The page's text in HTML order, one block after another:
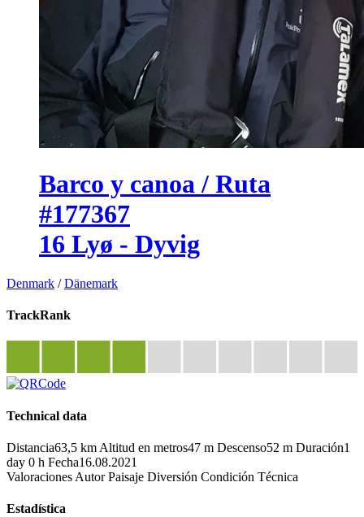
Barco y canoa / Ruta
#177367
16 Lyø - Dyvig
Denmark /Dänemark
TrackRank
Technical data
Distancia63,5 km Altitud en metros47 m Descenso52 m Duración1
day 0 h Fecha16.08.2021
Valoraciones Autor Paisaje Diversión Condición Técnica
Estadística